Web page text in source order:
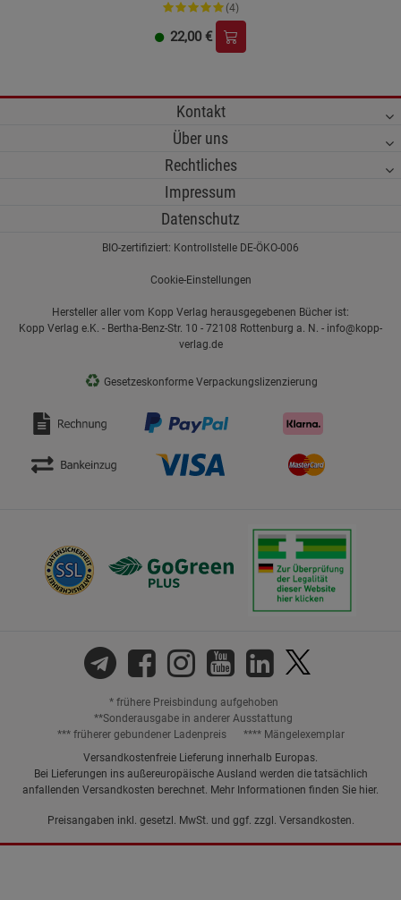
(4)
22,00 €
Kontakt
Über uns
Rechtliches
Impressum
Datenschutz
BIO-zertifiziert: Kontrollstelle DE-ÖKO-006
Cookie-Einstellungen
Hersteller aller vom Kopp Verlag herausgegebenen Bücher ist:
Kopp Verlag e.K. - Bertha-Benz-Str. 10 - 72108 Rottenburg a. N. - info@kopp-
verlag.de
♻ Gesetzeskonforme Verpackungslizenzierung
* frühere Preisbindung aufgehoben
**Sonderausgabe in anderer Ausstattung
*** früherer gebundener Ladenpreis
**** Mängelexemplar
Versandkostenfreie Lieferung innerhalb Europas.
Bei Lieferungen ins außereuropäische Ausland werden die tatsächlich
anfallenden Versandkosten berechnet. Mehr Informationen finden Sie hier.
Preisangaben inkl. gesetzl. MwSt. und ggf. zzgl. Versandkosten.